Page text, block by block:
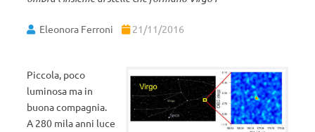
Eleonora Ferroni 21/11/2016
Piccola, poco
luminosa ma in
buona compagnia.
A 280 mila anni luce